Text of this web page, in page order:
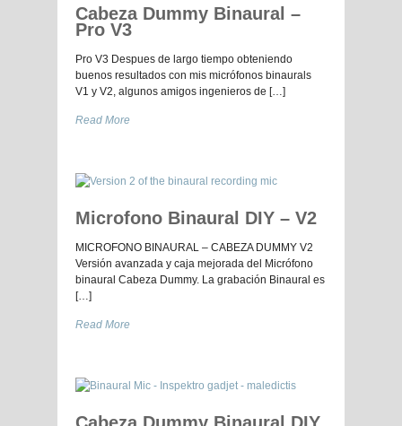
Cabeza Dummy Binaural –
Pro V3
Pro V3 Despues de largo tiempo obteniendo
buenos resultados con mis micrófonos binaurals
V1 y V2, algunos amigos ingenieros de […]
Read More
Microfono Binaural DIY – V2
MICROFONO BINAURAL – CABEZA DUMMY V2
Versión avanzada y caja mejorada del Micrófono
binaural Cabeza Dummy. La grabación Binaural es
[…]
Read More